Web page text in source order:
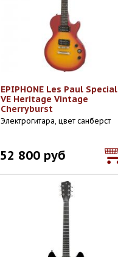
EPIPHONE Les Paul Special
VE Heritage Vintage
Cherryburst
Электрогитара, цвет санберст
52 800 руб